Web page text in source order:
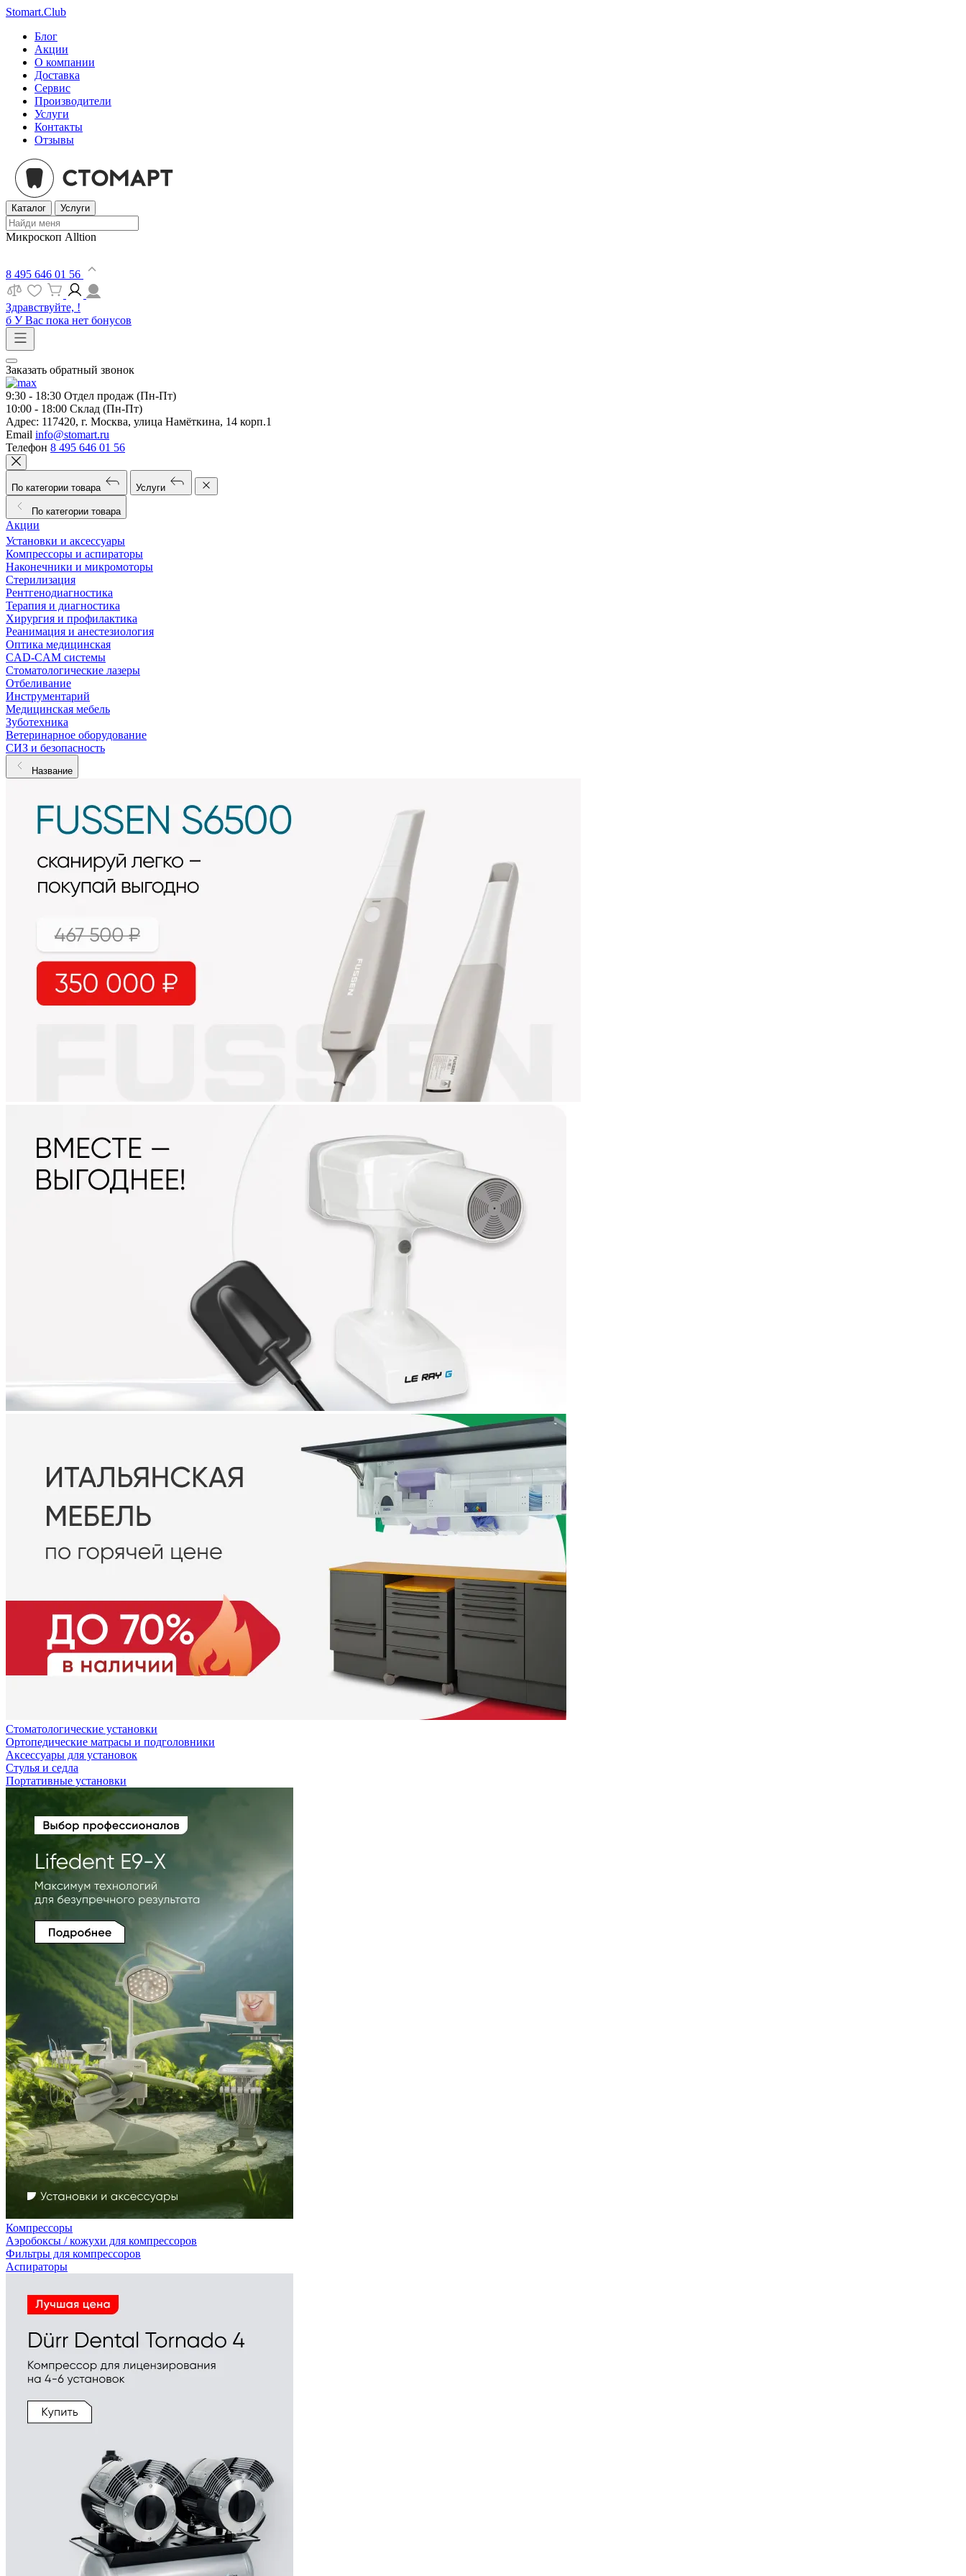
Stomart.Club
Блог
Акции
О компании
Доставка
Сервис
Производители
Услуги
Контакты
Отзывы
Каталог Услуги
Микроскоп Alltion
8 495 646 01 56
Здравствуйте, !
б У Вас пока нет бонусов
Заказать обратный звонок
9:30 - 18:30 Отдел продаж (Пн-Пт)
10:00 - 18:00 Склад (Пн-Пт)
Адрес: 117420, г. Москва, улица Намёткина, 14 корп.1
Email info@stomart.ru
Телефон 8 495 646 01 56
По категории товара Услуги
По категории товара
Акции
Установки и аксессуары
Компрессоры и аспираторы
Наконечники и микромоторы
Стерилизация
Рентгенодиагностика
Терапия и диагностика
Хирургия и профилактика
Реанимация и анестезиология
Оптика медицинская
CAD-CAM системы
Стоматологические лазеры
Отбеливание
Инструментарий
Медицинская мебель
Зуботехника
Ветеринарное оборудование
СИЗ и безопасность
Название
Стоматологические установки
Ортопедические матрасы и подголовники
Аксессуары для установок
Стулья и седла
Портативные установки
Компрессоры
Аэробоксы / кожухи для компрессоров
Фильтры для компрессоров
Аспираторы